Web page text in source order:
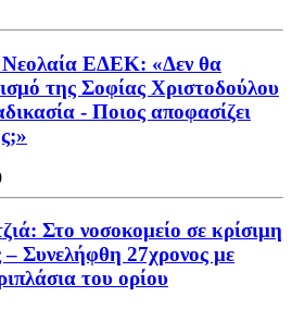
ΕΔΕΚ: «Δεν θα
της Σοφίας Χριστοδούλου
- Ποιος αποφασίζει
Στο νοσοκομείο σε κρίσιμη
Συνελήφθη 27χρονος με
του ορίου